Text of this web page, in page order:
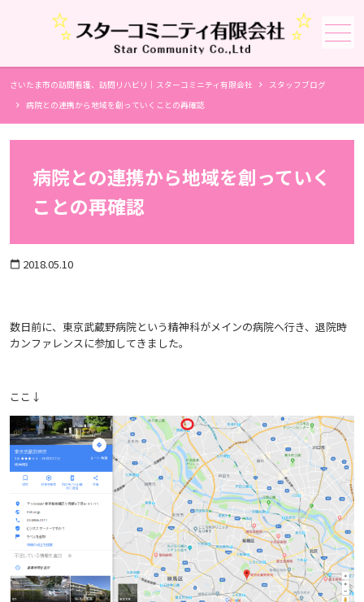
メニュー
さいたま市の訪問看護、訪問リハビリ｜スターコミニティ有限会社
スタッフブログ
病院との連携から地域を創っていくことの再確認
病院との連携から地域を創っていく
ことの再確認
calendar_today 2018.05.10
数日前に、東京武蔵野病院という精神科がメインの病院へ行き、退院時
カンファレンスに参加してきました。
ここ↓